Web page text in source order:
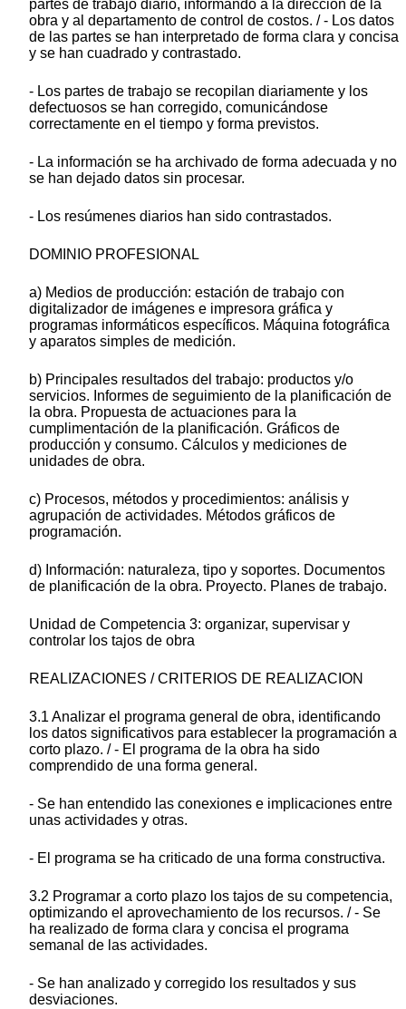
partes de trabajo diario, informando a la dirección de la
obra y al departamento de control de costos. / - Los datos
de las partes se han interpretado de forma clara y concisa
y se han cuadrado y contrastado.
- Los partes de trabajo se recopilan diariamente y los
defectuosos se han corregido, comunicándose
correctamente en el tiempo y forma previstos.
- La información se ha archivado de forma adecuada y no
se han dejado datos sin procesar.
- Los resúmenes diarios han sido contrastados.
DOMINIO PROFESIONAL
a) Medios de producción: estación de trabajo con
digitalizador de imágenes e impresora gráfica y
programas informáticos específicos. Máquina fotográfica
y aparatos simples de medición.
b) Principales resultados del trabajo: productos y/o
servicios. Informes de seguimiento de la planificación de
la obra. Propuesta de actuaciones para la
cumplimentación de la planificación. Gráficos de
producción y consumo. Cálculos y mediciones de
unidades de obra.
c) Procesos, métodos y procedimientos: análisis y
agrupación de actividades. Métodos gráficos de
programación.
d) Información: naturaleza, tipo y soportes. Documentos
de planificación de la obra. Proyecto. Planes de trabajo.
Unidad de Competencia 3: organizar, supervisar y
controlar los tajos de obra
REALIZACIONES / CRITERIOS DE REALIZACION
3.1 Analizar el programa general de obra, identificando
los datos significativos para establecer la programación a
corto plazo. / - El programa de la obra ha sido
comprendido de una forma general.
- Se han entendido las conexiones e implicaciones entre
unas actividades y otras.
- El programa se ha criticado de una forma constructiva.
3.2 Programar a corto plazo los tajos de su competencia,
optimizando el aprovechamiento de los recursos. / - Se
ha realizado de forma clara y concisa el programa
semanal de las actividades.
- Se han analizado y corregido los resultados y sus
desviaciones.